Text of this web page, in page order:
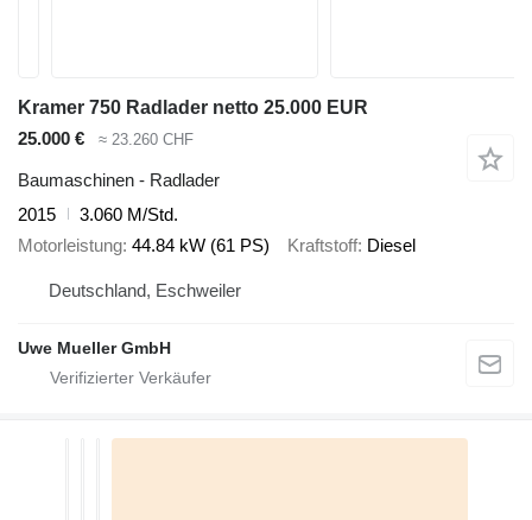
Kramer 750 Radlader netto 25.000 EUR
25.000 €
≈ 23.260 CHF
Baumaschinen - Radlader
2015
3.060 M/Std.
Motorleistung 44.84 kW (61 PS) Kraftstoff Diesel
Deutschland, Eschweiler
Uwe Mueller GmbH